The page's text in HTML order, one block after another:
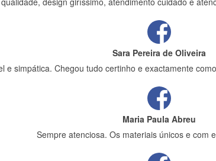
Sara Pereira de Oliveira
e simpática. Chegou tudo certinho e exactamente
Maria Paula Abreu
Sempre atenciosa. Os materiais únicos e com